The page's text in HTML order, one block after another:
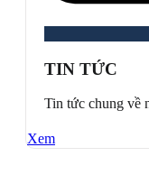
TIN TỨC
Tin tức chung về
Xem